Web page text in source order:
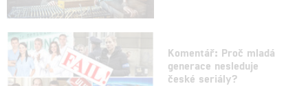
Komentář: Proč mladá
generace nesleduje
české seriály?